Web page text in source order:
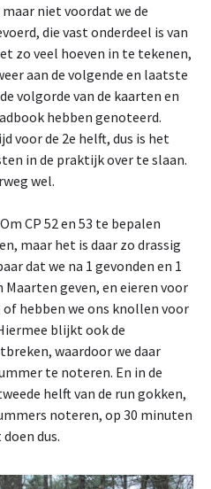
niet voordat we de
die vast onderdeel is van
zo veel hoeven in te tekenen,
aan de volgende en laatste
volgorde van de kaarten en
hebben genoteerd.
voor de 2e helft, dus is het
in de praktijk over te slaan.
wel.
CP 52 en 53 te bepalen
maar het is daar zo drassig
dat we na 1 gevonden en 1
geven, en eieren voor
hebben we ons knollen voor
blijkt ook de
waardoor we daar
te noteren. En in de
helft van de run gokken,
noteren, op 30 minuten
dus.